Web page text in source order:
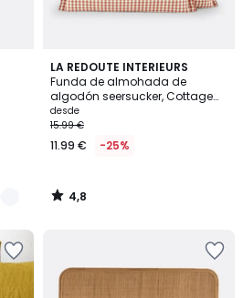
LA REDOUTE INTERIEURS
Funda de almohada de
algodón seersucker, Cottage
caramelo
desde
15.99 €
11.99 € -25%
4,8
/ 5
4,8
/